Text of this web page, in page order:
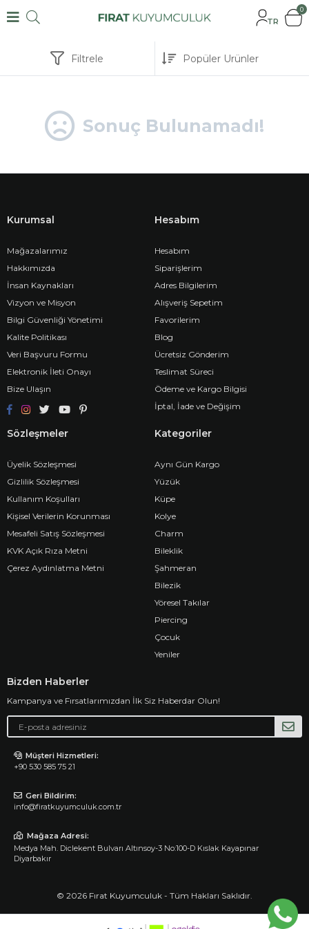
TR
0
Filtrele
Sonuç Bulunamadı!
Kurumsal
Mağazalarımız
Hakkımızda
İnsan Kaynakları
Vizyon ve Misyon
Bilgi Güvenliği Yönetimi
Kalite Politikası
Veri Başvuru Formu
Elektronik İleti Onayı
Bize Ulaşın
Hesabım
Hesabım
Siparişlerim
Adres Bilgilerim
Alışveriş Sepetim
Favorilerim
Blog
Ücretsiz Gönderim
Teslimat Süreci
Ödeme ve Kargo Bilgisi
İptal, İade ve Değişim
Sözleşmeler
Üyelik Sözleşmesi
Gizlilik Sözleşmesi
Kullanım Koşulları
Kişisel Verilerin Korunması
Mesafeli Satış Sözleşmesi
KVK Açık Rıza Metni
Çerez Aydınlatma Metni
Kategoriler
Aynı Gün Kargo
Yüzük
Küpe
Kolye
Charm
Bileklik
Şahmeran
Bilezik
Yöresel Takılar
Piercing
Çocuk
Yeniler
Bizden Haberler
Kampanya ve Fırsatlarımızdan İlk Siz Haberdar Olun!
Müşteri Hizmetleri:
+90 530 585 75 21
Geri Bildirim:
info@firatkuyumculuk.com.tr
Mağaza Adresi:
Medya Mah. Diclekent Bulvarı Altınsoy-3 No:100-D Kıslak Kayapınar
Diyarbakır
© 2026 Fırat Kuyumculuk - Tüm Hakları Saklıdır.